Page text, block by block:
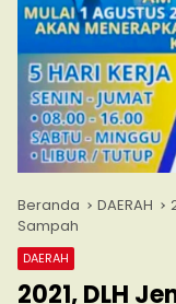
Beranda DAERAH
Sampah
DAERAH
2021, DLH